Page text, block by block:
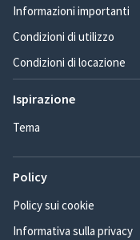
Informazioni importanti
Condizioni di utilizzo
Condizioni di locazione
Ispirazione
Tema
Policy
Policy sui cookie
Informativa sulla privacy